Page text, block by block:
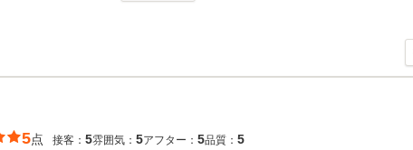
5点 接客： 5雰囲気： 5アフター： 5品質： 5